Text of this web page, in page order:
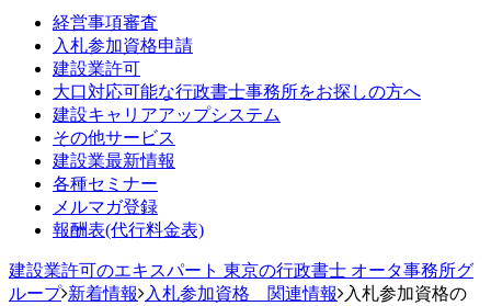
経営事項審査
入札参加資格申請
建設業許可
大口対応可能な行政書士事務所をお探しの方へ
建設キャリアアップシステム
その他サービス
建設業最新情報
各種セミナー
メルマガ登録
報酬表(代行料金表)
建設業許可のエキスパート 東京の行政書士 オータ事務所グ
ループ 新着情報 入札参加資格 関連情報
入札参加資格の